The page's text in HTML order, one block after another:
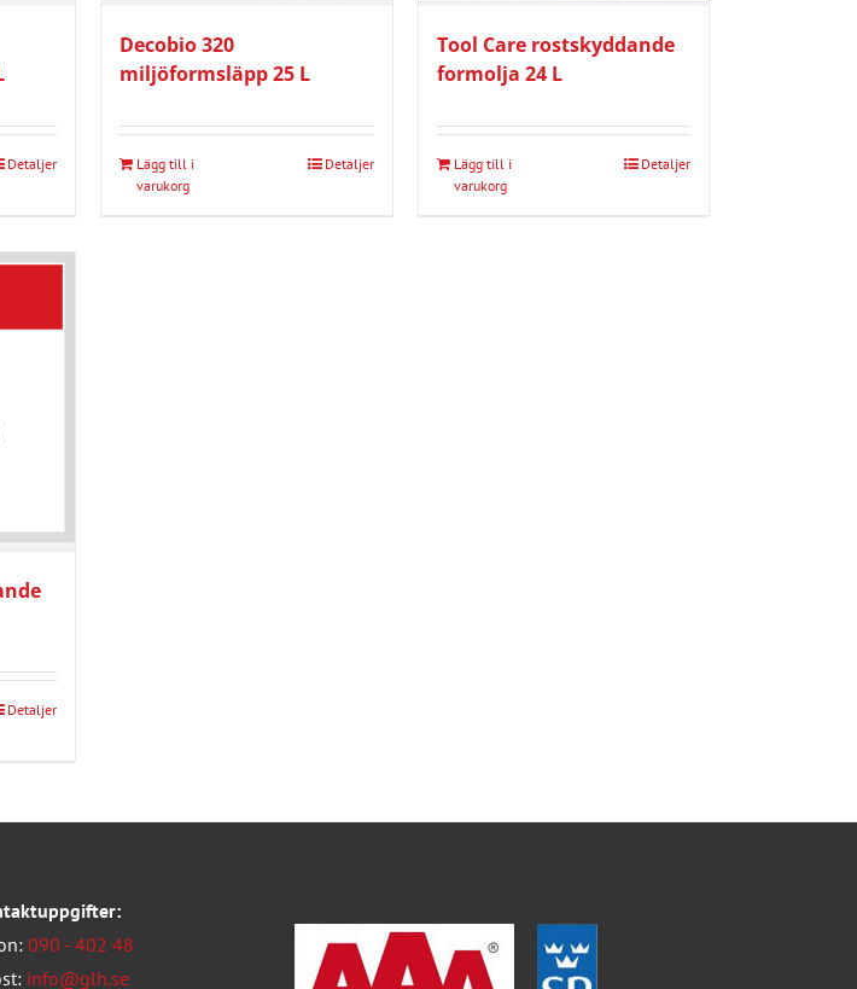
Detaljer
Decobio 320
miljöformsläpp 25 L
Lägg till i
varukorg
Detaljer
Tool Care rostskyddande
formolja 24 L
Lägg till i
varukorg
Detaljer
Detaljer
090 - 402 48
info@glh.se